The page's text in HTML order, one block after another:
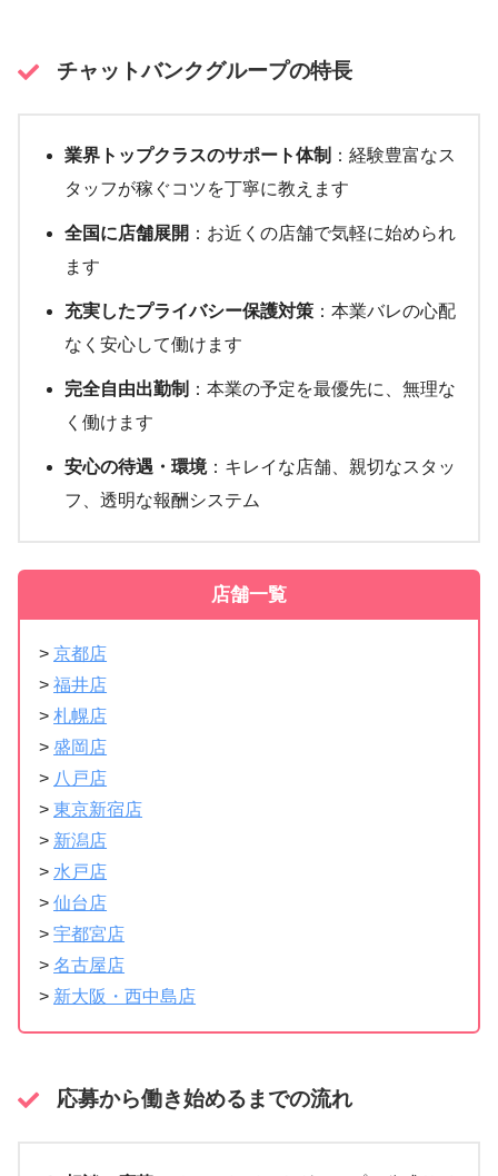
チャットバンクグループの特長
業界トップクラスのサポート体制 ：経験豊富なス
タッフが稼ぐコツを丁寧に教えます
全国に店舗展開 ：お近くの店舗で気軽に始められ
ます
充実したプライバシー保護対策 ：本業バレの心配
なく安心して働けます
完全自由出勤制 ：本業の予定を最優先に、無理な
く働けます
安心の待遇・環境：キレイな店舗、親切なスタッ
フ、透明な報酬システム
店舗一覧
>京都店
>福井店
>札幌店
> 盛岡店
> 八戸店
>東京新宿店
> 新潟店
> 水戸店
>仙台店
>宇都宮店
>名古屋店
> 新大阪・西中島店
応募から働き始めるまでの流れ